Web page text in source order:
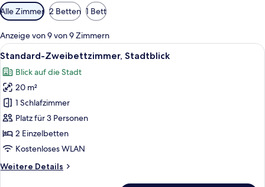
Verfügbare
Filter
für
Zimmer
Alle Zimmer 2 Betten 1 Bett
Anzeige von 9 von 9 Zimmern
Alle
Fotos
für
Standard-
Zweibettzimmer,
Stadtblick
anzeigen
Ein Hotelzimmer mit Bett,
9
Standard-Zweibettzimmer, Stadtblick
Blick auf die Stadt
20 m²
1 Schlafzimmer
Platz für 3 Personen
2 Einzelbetten
Kostenloses WLAN
Weitere Details
Weitere